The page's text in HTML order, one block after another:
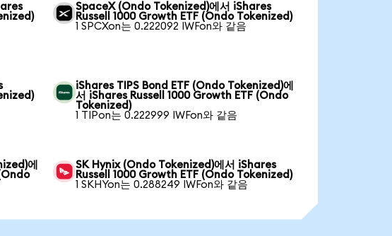
SpaceX (Ondo Tokenized)에서 iShares
Russell 1000 Growth ETF (Ondo Tokenized)
1 SPCXon는 0.222092 IWFon와 같음
iShares TIPS Bond ETF (Ondo Tokenized)에
서 iShares Russell 1000 Growth ETF (Ondo
Tokenized)
1 TIPon는 0.222999 IWFon와 같음
에
SK Hynix (Ondo Tokenized)에서 iShares
Russell 1000 Growth ETF (Ondo Tokenized)
1 SKHYon는 0.288249 IWFon와 같음